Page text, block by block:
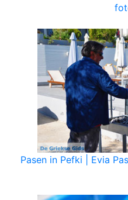
Pasen in Pefki | Evia